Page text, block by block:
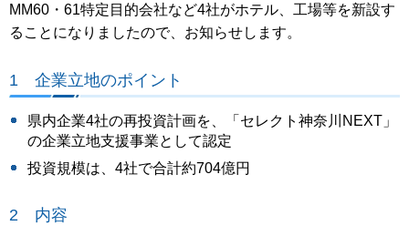
MM60・61特定目的会社など4社がホテル、工場等を新設す
ることになりましたので、お知らせします。
1 企業立地のポイント
県内企業4社の再投資計画を、「セレクト神奈川NEXT」
の企業立地支援事業として認定
投資規模は、4社で合計約704億円
2 内容